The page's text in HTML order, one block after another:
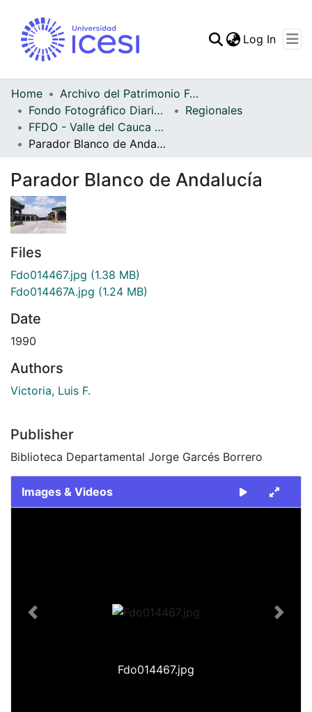
Statistics
Log In
Home
Archivo del Patrimonio Fotográfico y Fílmico del Valle del Cauca
Fondo Fotográfico Diario Occidente
Regionales
FFDO - Valle del Cauca - Patrimonial
Parador Blanco de Andalucía
Parador Blanco de Andalucía
Files
Fdo014467.jpg (1.38 MB)
Fdo014467A.jpg (1.24 MB)
Date
1990
Authors
Victoria, Luis F.
Publisher
Biblioteca Departamental Jorge Garcés Borrero
Images & Videos
Fdo014467.jpg
Previous Next